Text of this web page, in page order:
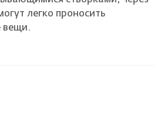
легко проносить
вещи.